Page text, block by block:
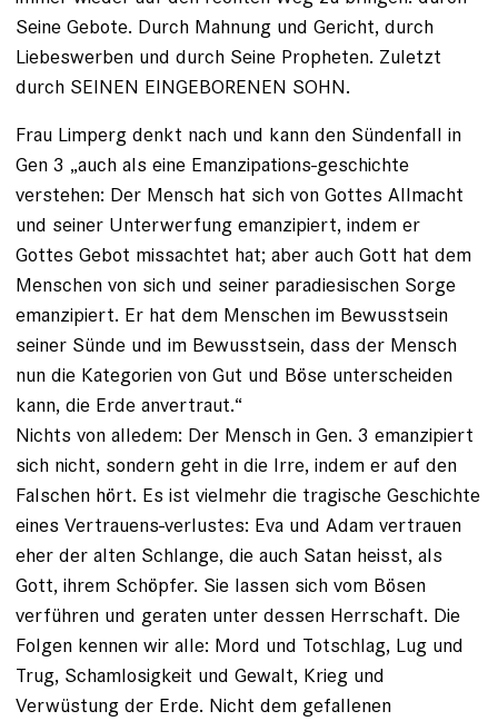
Seine Gebote. Durch Mahnung und Gericht, durch
Liebeswerben und durch Seine Propheten. Zuletzt
durch SEINEN EINGEBORENEN SOHN.
Frau Limperg denkt nach und kann den Sündenfall in
Gen 3 „auch als eine Emanzipations-geschichte
verstehen: Der Mensch hat sich von Gottes Allmacht
und seiner Unterwerfung emanzipiert, indem er
Gottes Gebot missachtet hat; aber auch Gott hat dem
Menschen von sich und seiner paradiesischen Sorge
emanzipiert. Er hat dem Menschen im Bewusstsein
seiner Sünde und im Bewusstsein, dass der Mensch
nun die Kategorien von Gut und Böse unterscheiden
kann, die Erde anvertraut.“
Nichts von alledem: Der Mensch in Gen. 3 emanzipiert
sich nicht, sondern geht in die Irre, indem er auf den
Falschen hört. Es ist vielmehr die tragische Geschichte
eines Vertrauens-verlustes: Eva und Adam vertrauen
eher der alten Schlange, die auch Satan heisst, als
Gott, ihrem Schöpfer. Sie lassen sich vom Bösen
verführen und geraten unter dessen Herrschaft. Die
Folgen kennen wir alle: Mord und Totschlag, Lug und
Trug, Schamlosigkeit und Gewalt, Krieg und
Verwüstung der Erde. Nicht dem gefallenen